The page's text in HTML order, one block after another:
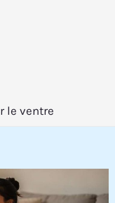
le ventre